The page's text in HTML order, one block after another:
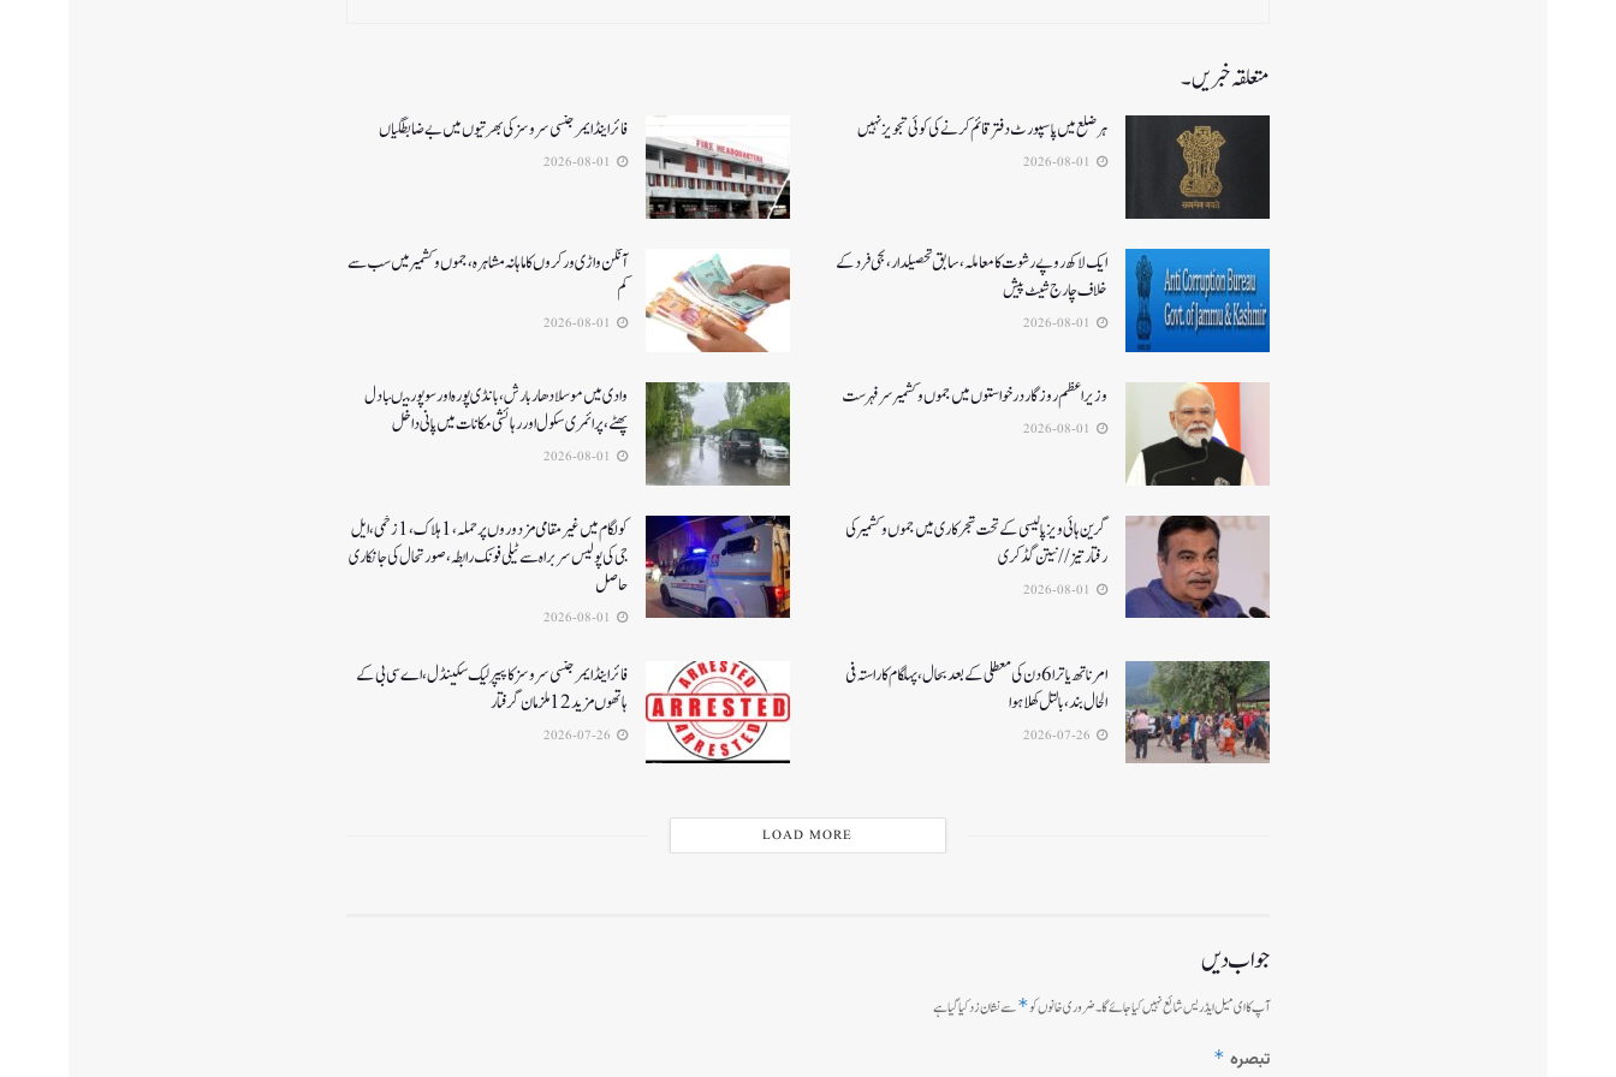
متعلقہ خبریں۔
ہر ضلع میں پاسپورٹ دفتر قائم کرنے کی کوئی تجویز نہیں فائر اینڈ ایمرجنسی سروسزکی بھرتیوں میں بے ضابطگیاں
ایک لاکھ روپے رشوت کا معاملہ،سابق تحصیلدار، نجی فرد کے
خلاف چارج شیٹ پیش
آنگن واڑی ورکروں کا ماہانہ مشاہرہ، جموں و کشمیر میں سب سے
کم
وزیر اعظم روزگار درخواستوں میں جموں و کشمیر سرفہرست
وادی میں موسلادھار بارش،بانڈی پورہ اور سوپور میںبادل
پھٹے، پرائمری سکول اور رہائشی مکانات میں پانی داخل
گرین ہائی ویز پالیسی کے تحت شجرکاری میں جموں و کشمیر کی
رفتار تیز// نیتن گڈکری
کولگام میں غیر مقامی مزدوروں پر حملہ،1ہلاک،1زخمی،ایل
جی کی پولیس سربراہ سے ٹیلی فونک رابطہ، صورتحال کی جانکاری
حاصل
امرناتھ یاترا 6دن کی معطلی کے بعد بحال،پہلگام کا راستہ فی
الحال بند، بالتل کھلا ہوا
فائر اینڈ ایمرجنسی سروسز کا پیپر لیک سکینڈل،اے سی بی کے
ہاتھوں مزید 12 ملزمان گرفتار
LOAD MORE
جواب دیں
آپ کا ای میل ایڈریس شائع نہیں کیا جائے گا۔ضروری خانوں کو*سے نشان زد کیا گیا ہے
تبصرہ *